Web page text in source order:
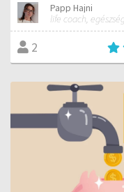
Papp Hajni
life coach,
2